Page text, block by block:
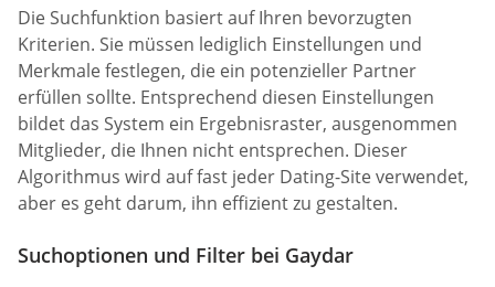
Die Suchfunktion basiert auf Ihren bevorzugten
Kriterien. Sie müssen lediglich Einstellungen und
Merkmale festlegen, die ein potenzieller Partner
erfüllen sollte. Entsprechend diesen Einstellungen
bildet das System ein Ergebnisraster, ausgenommen
Mitglieder, die Ihnen nicht entsprechen. Dieser
Algorithmus wird auf fast jeder Dating-Site verwendet,
aber es geht darum, ihn effizient zu gestalten.
Suchoptionen und Filter bei Gaydar